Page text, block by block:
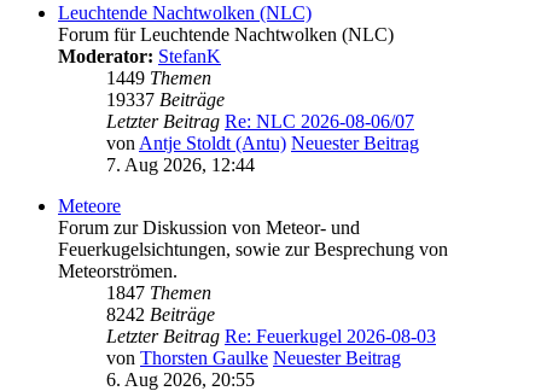
Leuchtende Nachtwolken (NLC)
Forum für Leuchtende Nachtwolken (NLC)
Moderator: StefanK
1449 Themen
19337 Beiträge
Letzter Beitrag Re: NLC 2026-08-06/07
von Antje Stoldt (Antu) Neuester Beitrag
7. Aug 2026, 12:44
Meteore
Forum zur Diskussion von Meteor- und
Feuerkugelsichtungen, sowie zur Besprechung von
Meteorströmen.
1847 Themen
8242 Beiträge
Letzter Beitrag Re: Feuerkugel 2026-08-03
von Thorsten Gaulke Neuester Beitrag
6. Aug 2026, 20:55